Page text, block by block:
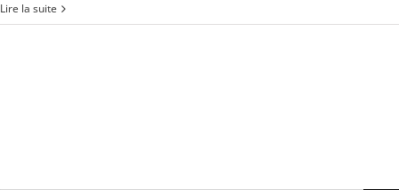
Lire la suite